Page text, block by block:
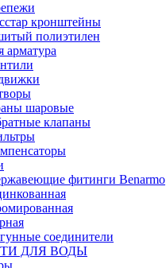
кронштейны
полиэтилен
арматура
шаровые
клапаны
фитинги Benarmo
соединители
ДЛЯ ВОДЫ